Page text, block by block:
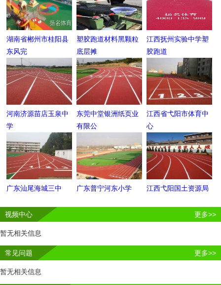
湖南省郴州市桂阳县
东风完
塑胶跑道材料黑颗粒
底层摊
江西抚州实验中学塑
胶跑道
河南济源苗店玉泉中
学
东莞中堂银洲纸页业
有限公
江西省弋阳市体育中
心
广东汕尾海城三中 广东普宁河东小学 江西弋阳国土资源局
视频中心 更多>>
暂无相关信息
常见问题 更多>>
暂无相关信息